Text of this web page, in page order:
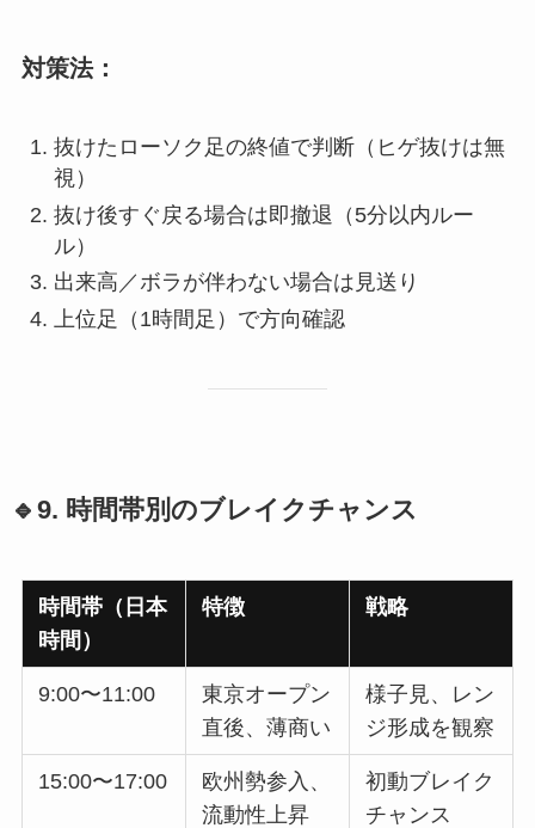
対策法：
抜けたローソク足の終値で判断（ヒゲ抜けは無
視）
抜け後すぐ戻る場合は即撤退（5分以内ルー
ル）
出来高／ボラが伴わない場合は見送り
上位足（1時間足）で方向確認
🔹9. 時間帯別のブレイクチャンス
時間帯（日本
時間）
特徴 戦略
9:00〜11:00
東京オープン
直後、薄商い
様子見、レン
ジ形成を観察
15:00〜17:00
欧州勢参入、
流動性上昇
初動ブレイク
チャンス